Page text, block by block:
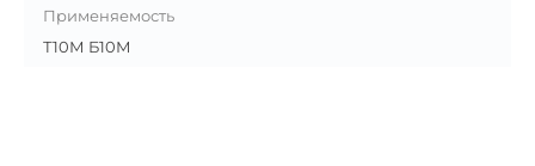
Применяемость
Т10М Б10М